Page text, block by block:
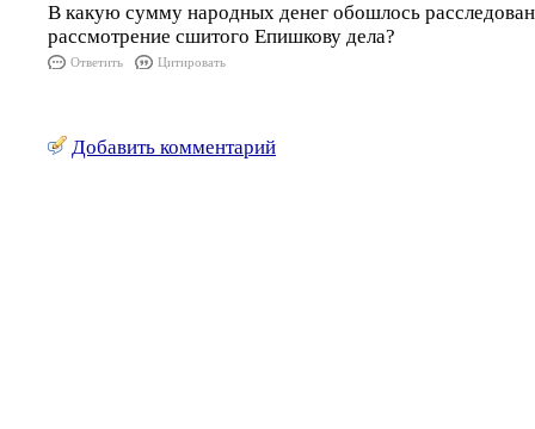
В какую сумму народных денег обошлось
рассмотрение сшитого Епишкову дела?
Ответить Цитировать
Добавить комментарий